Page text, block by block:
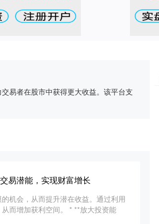
易者在股市中获得更大收益。该平台支
易潜能，实现财富增长
机会，从而提升潜在收益。通过利用
而增加获利空间。 * **放大投资能